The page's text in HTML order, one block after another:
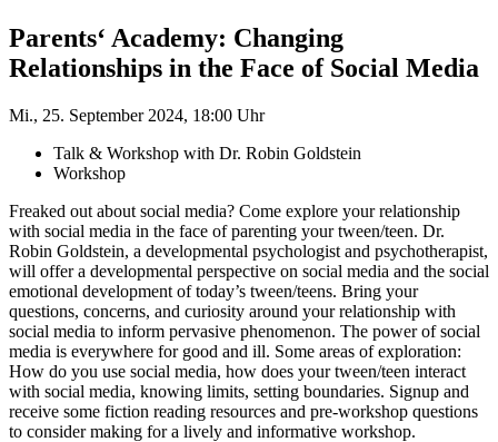
Parents‘ Academy: Changing
Relationships in the Face of Social Media
Mi., 25. September 2024, 18:00 Uhr
Talk & Workshop with Dr. Robin Goldstein
Workshop
Freaked out about social media? Come explore your relationship
with social media in the face of parenting your tween/teen. Dr.
Robin Goldstein, a developmental psychologist and psychotherapist,
will offer a developmental perspective on social media and the social
emotional development of today’s tween/teens. Bring your
questions, concerns, and curiosity around your relationship with
social media to inform pervasive phenomenon. The power of social
media is everywhere for good and ill. Some areas of exploration:
How do you use social media, how does your tween/teen interact
with social media, knowing limits, setting boundaries. Signup and
receive some fiction reading resources and pre-workshop questions
to consider making for a lively and informative workshop.